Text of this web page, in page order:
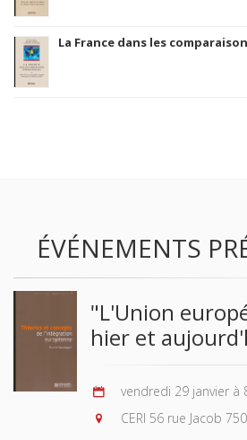
La France dans les
ÉVÉNEMENTS
"L'Union
hier et
vendredi 29 janvier à
CERI 56 rue Jacob